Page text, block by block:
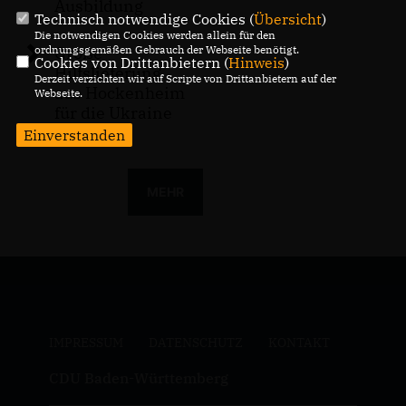
Große
Hilfslieferung
aus Hockenheim
Technisch notwendige Cookies (Übersicht)
Die notwendigen Cookies werden allein für den
ordnungsgemäßen Gebrauch der Webseite benötigt.
Cookies von Drittanbietern (Hinweis)
Derzeit verzichten wir auf Scripte von Drittanbietern auf der
Webseite.
Einverstanden